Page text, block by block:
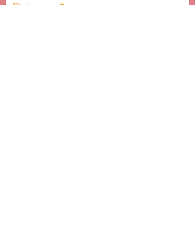
First name